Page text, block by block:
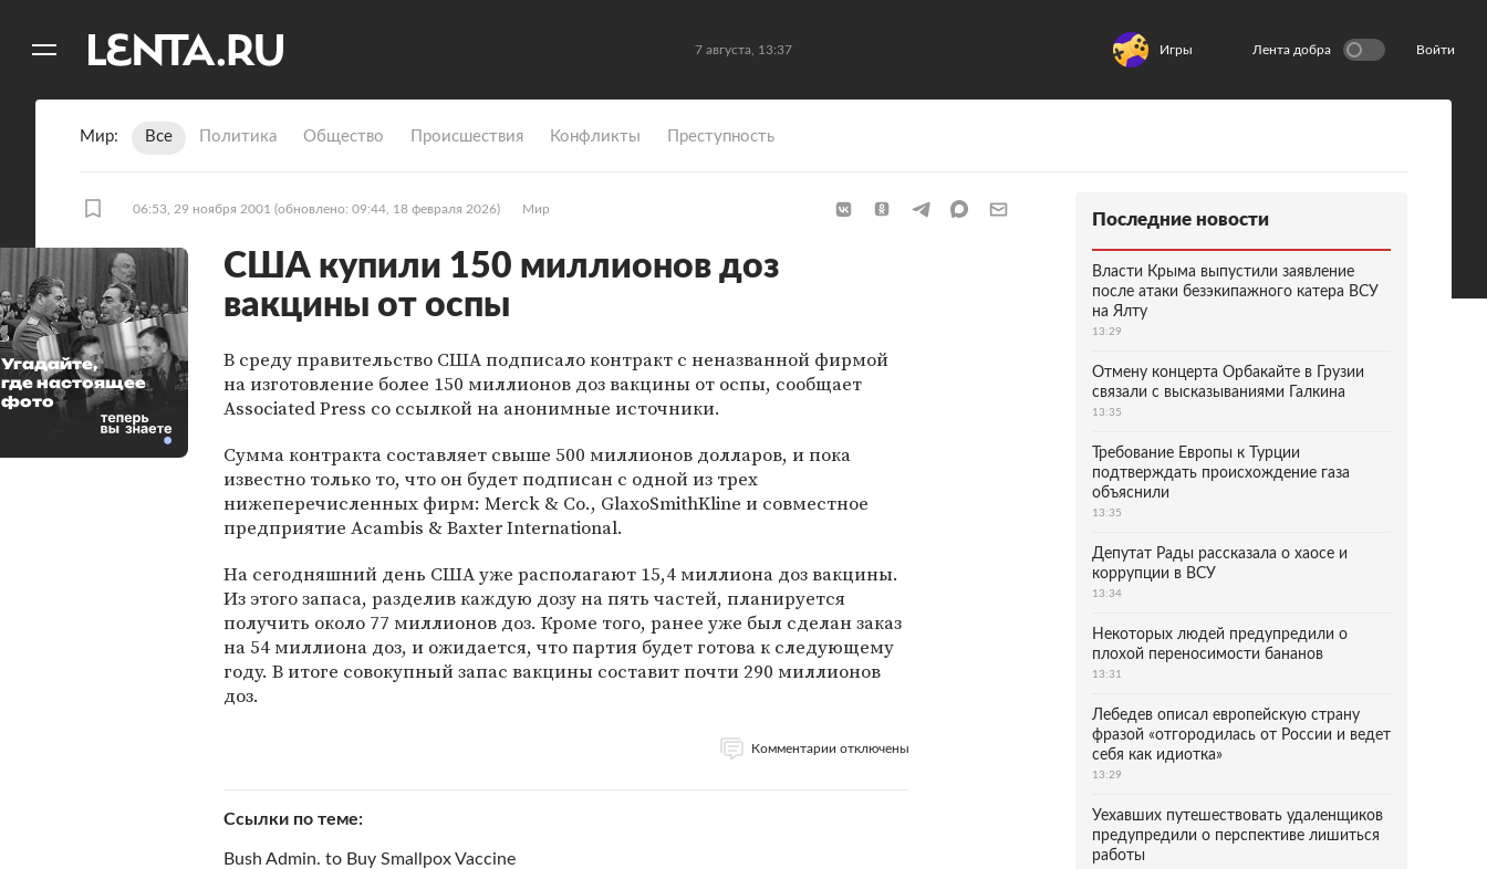
7 августа, 13:37 Игры Лента добра Войти
Мир Все Политика Общество Происшествия Конфликты Преступность
06:53, 29 ноября 2001 (обновлено: 09:44, 18 февраля 2026) Мир
США купили 150 миллионов доз
вакцины от оспы
В среду правительство США подписало контракт с неназванной фирмой
на изготовление более 150 миллионов доз вакцины от оспы, сообщает
Associated Press со ссылкой на анонимные источники.
Сумма контракта составляет свыше 500 миллионов долларов, и пока
известно только то, что он будет подписан с одной из трех
нижеперечисленных фирм: Merck & Co., GlaxoSmithKline и совместное
предприятие Acambis & Baxter International.
На сегодняшний день США уже располагают 15,4 миллиона доз вакцины.
Из этого запаса, разделив каждую дозу на пять частей, планируется
получить около 77 миллионов доз. Кроме того, ранее уже был сделан заказ
на 54 миллиона доз, и ожидается, что партия будет готова к следующему
году. В итоге совокупный запас вакцины составит почти 290 миллионов
доз.
Комментарии отключены
Ссылки по теме
Bush Admin. to Buy Smallpox Vaccine
Угадайте,
где настоящее
фото
Последние новости
Власти Крыма выпустили заявление
после атаки безэкипажного катера ВСУ
на Ялту
13:29
Отмену концерта Орбакайте в Грузии
связали с высказываниями Галкина
13:35
Требование Европы к Турции
подтверждать происхождение газа
объяснили
13:35
Депутат Рады рассказала о хаосе и
коррупции в ВСУ
13:34
Некоторых людей предупредили о
плохой переносимости бананов
13:31
Лебедев описал европейскую страну
фразой «отгородилась от России и ведет
себя как идиотка»
13:29
Уехавших путешествовать удаленщиков
предупредили о перспективе лишиться
работы